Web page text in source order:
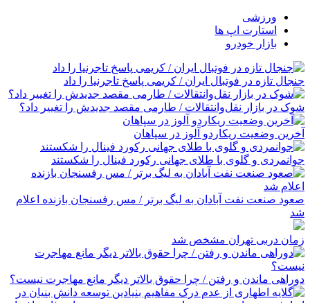
ورزشی
استارت اپ ها
بازار خودرو
جنجال تازه در فوتبال ایران / کریمی پاسخ تاجرنیا را داد
شوک در بازار نقل‌وانتقالات / طارمی مقصد جدیدش را تغییر داد؟
آخرین وضعیت ریکاردو آلوز در سپاهان
جوانمردی و گلوی با طلای جهانی رکورد فینال را شکستند
صعود صنعت نفت آبادان به لیگ برتر / مس رفسنجان بازنده اعلام
شد
زمان دربی تهران مشخص شد
دوراهی ماندن و رفتن / چرا حقوق بالاتر دیگر مانع مهاجرت نیست؟